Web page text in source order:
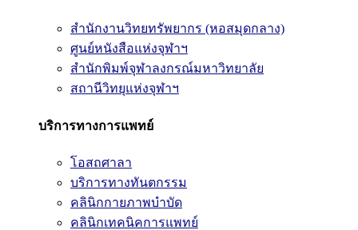
สำนักงานวิทยทรัพยากร (หอสมุดกลาง)
ศูนย์หนังสือแห่งจุฬาฯ
สำนักพิมพ์จุฬาลงกรณ์มหาวิทยาลัย
สถานีวิทยุแห่งจุฬาฯ
บริการทางการแพทย์
โอสถศาลา
บริการทางทันตกรรม
คลินิกกายภาพบำบัด
คลินิกเทคนิคการแพทย์